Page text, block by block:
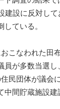
建設に反対し
している。
こなわれた田
員が多数当選
民団体が議会
中間貯蔵施設